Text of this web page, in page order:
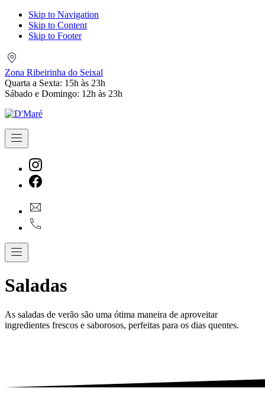
Skip to Navigation
Skip to Content
Skip to Footer
do
Seixal
Zona Ribeirinha do Seixal
Quarta a Sexta: 15h às 23h
Sábado e Domingo: 12h às 23h
Navigation
New
Window
Window
Navigation
Saladas
As saladas de verão são uma ótima maneira de aproveitar
ingredientes frescos e saborosos, perfeitas para os dias quentes.